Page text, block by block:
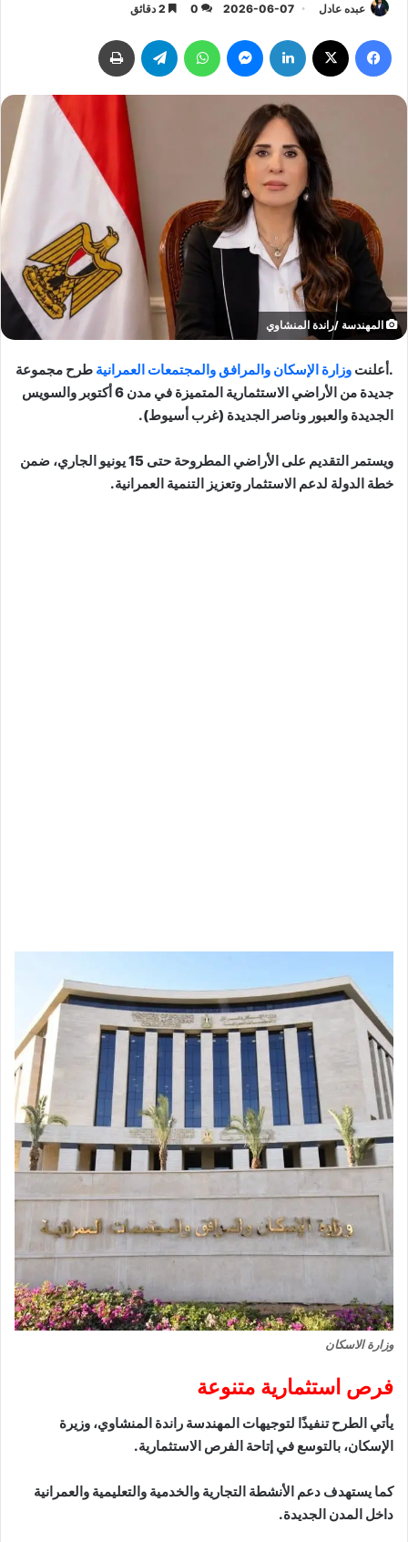
عبده عادل 2026-06-07
0
المهندسة /راندة المنشاوي
.أعلنت وزارة الإسكان والمرافق والمجتمعات العمرانية طرح مجموعة
جديدة من الأراضي الاستثمارية المتميزة في مدن 6 أكتوبر والسويس
الجديدة والعبور وناصر الجديدة (غرب أسيوط).
ويستمر التقديم على الأراضي المطروحة حتى 15 يونيو الجاري، ضمن
خطة الدولة لدعم الاستثمار وتعزيز التنمية العمرانية.
وزارة الاسكان
فرص استثمارية متنوعة
يأتي الطرح تنفيذًا لتوجيهات المهندسة راندة المنشاوي، وزيرة
الإسكان، بالتوسع في إتاحة الفرص الاستثمارية.
كما يستهدف دعم الأنشطة التجارية والخدمية والتعليمية والعمرانية
داخل المدن الجديدة.